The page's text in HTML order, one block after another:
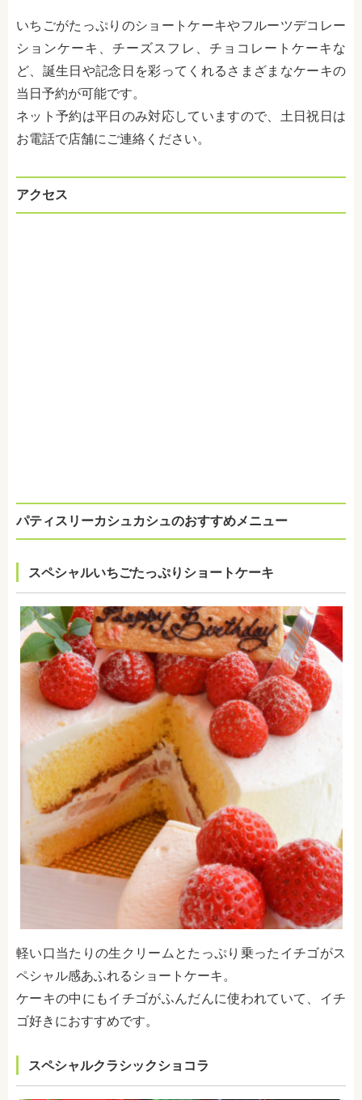
いちごがたっぷりのショートケーキやフルーツデコレー
ションケーキ、チーズスフレ、チョコレートケーキな
ど、誕生日や記念日を彩ってくれるさまざまなケーキの
当日予約が可能です。
ネット予約は平日のみ対応していますので、土日祝日は
お電話で店舗にご連絡ください。
アクセス
パティスリーカシュカシュのおすすめメニュー
スペシャルいちごたっぷりショートケーキ
軽い口当たりの生クリームとたっぷり乗ったイチゴがス
ペシャル感あふれるショートケーキ。
ケーキの中にもイチゴがふんだんに使われていて、イチ
ゴ好きにおすすめです。
スペシャルクラシックショコラ